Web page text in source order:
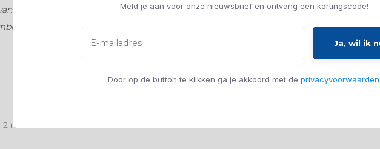
Meld je aan voor onze nieuwsbrief en ontvang een kortingscode!
Ja, wil ik
Door op de button te klikken ga je akkoord met de privacyvoorwaarden
het filter zo dat de waterstroom het substraat niet
met vissen welke de bodem omwoelen.
reviews